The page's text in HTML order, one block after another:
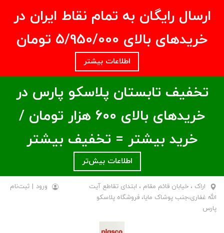
ارسال رایگان به تمام نقاط ایران در
خریدهای بالای ۵/950/000 تومان
اطلاعات بیشتر
تخفیف تابستان پلاسکو پارس در
خریدهای بالای ۶00 هزار تومان /
خرید بیشتر = تخفیف بیشتر
اطلاعات بیش‌تر
اراک ، خیابان قائم مقام ، ابتدای تقاطع آیت
الله غفاری،جنب پوشاک مایا، فروشگاه پلاسکو
پارس
ورود | ثبت‌نام